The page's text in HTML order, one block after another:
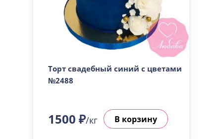
Торт свадебный синий с цветами
№2488
1500 ₽/кг В корзину